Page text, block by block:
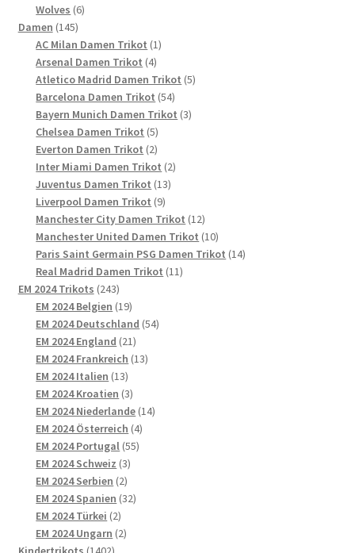
Wolves 66
Damen 145145
Produkte
AC Milan Damen Trikot 11
Arsenal Damen Trikot 44
Produkte
Atletico Madrid Damen Trikot 55
Barcelona Damen Trikot 5454
Produkte
Bayern Munich Damen Trikot 33
Chelsea Damen Trikot 55
Produkte
Everton Damen Trikot 22
Produkte
Inter Miami Damen Trikot 22
Juventus Damen Trikot 1313
Liverpool Damen Trikot 99
Produkte
Manchester City Damen Trikot 1212
Produkte
Manchester United Damen Trikot 1010
Produkte
Paris Saint Germain PSG Damen Trikot 1414
Real Madrid Damen Trikot 1111
EM 2024 Trikots 243243
Produkte
EM 2024 Belgien 1919
Produkte
EM 2024 Deutschland 5454
EM 2024 England 2121
Produkte
EM 2024 Frankreich 1313
EM 2024 Italien 1313
Produkte
EM 2024 Kroatien 33
Produkte
EM 2024 Niederlande 1414
EM 2024 Österreich 44
EM 2024 Portugal 5555
EM 2024 Schweiz 33
EM 2024 Serbien 22
Produkte
EM 2024 Spanien 3232
EM 2024 Türkei 22
Produkte
EM 2024 Ungarn 22
1402